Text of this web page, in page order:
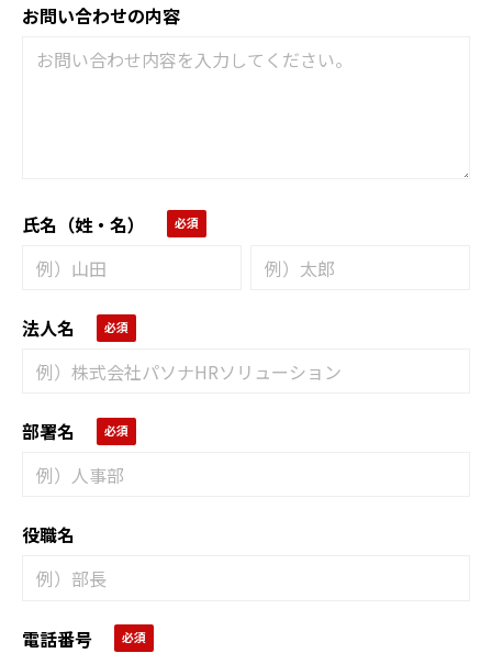
お問い合わせの内容
氏名（姓・名）
法人名
部署名
役職名
電話番号